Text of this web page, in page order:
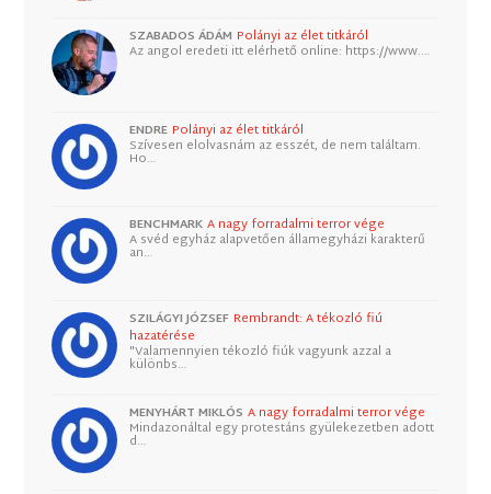
SZABADOS ÁDÁM Polányi az élet titkáról
Az angol eredeti itt elérhető online: https://www.…
ENDRE Polányi az élet titkáról
Szívesen elolvasnám az esszét, de nem találtam.
Ho…
BENCHMARK A nagy forradalmi terror vége
A svéd egyház alapvetően államegyházi karakterű
an…
SZILÁGYI JÓZSEF Rembrandt: A tékozló fiú
hazatérése
"Valamennyien tékozló fiúk vagyunk azzal a
különbs…
MENYHÁRT MIKLÓS A nagy forradalmi terror vége
Mindazonáltal egy protestáns gyülekezetben adott
d…